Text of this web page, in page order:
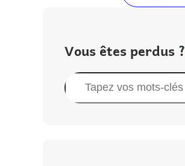
Vous êtes perdus ?
R
e